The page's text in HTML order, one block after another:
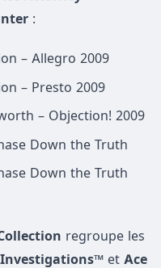
:
– Allegro 2009
– Presto 2009
– Objection! 2009
Down the Truth
Down the Truth
regroupe les
et Ace